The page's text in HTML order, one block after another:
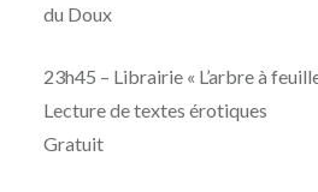
du Doux
23h45 – Librairie « L’arbre à
Lecture de textes érotiques
Gratuit